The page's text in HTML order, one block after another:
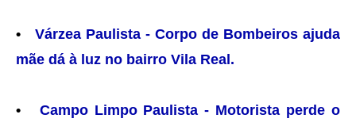
• Várzea Paulista - Corpo de Bombeiros ajuda
mãe dá à luz no bairro Vila Real.
• Campo Limpo Paulista - Motorista perde o